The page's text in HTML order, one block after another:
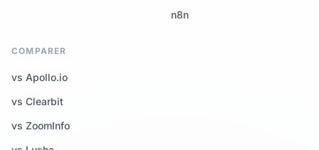
n8n
COMPARER
vs Apollo.io
vs Clearbit
vs ZoomInfo